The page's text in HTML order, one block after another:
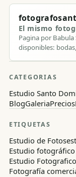
El mismo
Pagina por
disponibles:
CATEGORIAS
Estudio Santo
BlogGaleriaPrecios
ETIQUETAS
Estudio de Fotos
Estudio
Estudio
Fotografía